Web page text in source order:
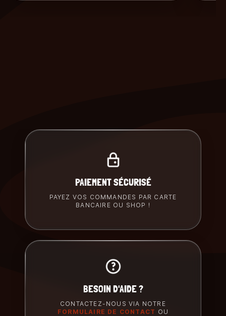
PAIEMENT SÉCURISÉ
PAYEZ VOS COMMANDES PAR CARTE
BANCAIRE OU SHOP !
BESOIN D'AIDE ?
CONTACTEZ-NOUS VIA NOTRE
FORMULAIRE DE CONTACT OU